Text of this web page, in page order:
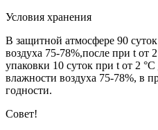
Условия хранения
В защитной атмосфере 90
воздуха 75-78%,после при t от
упаковки 10 суток при t от 2
влажности воздуха 75-78%, в
годности.
Совет!